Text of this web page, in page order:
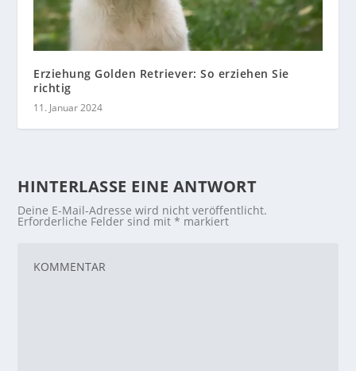
Erziehung Golden Retriever: So erziehen Sie
richtig
11. Januar 2024
HINTERLASSE EINE ANTWORT
Deine E-Mail-Adresse wird nicht veröffentlicht.
Erforderliche Felder sind mit* markiert